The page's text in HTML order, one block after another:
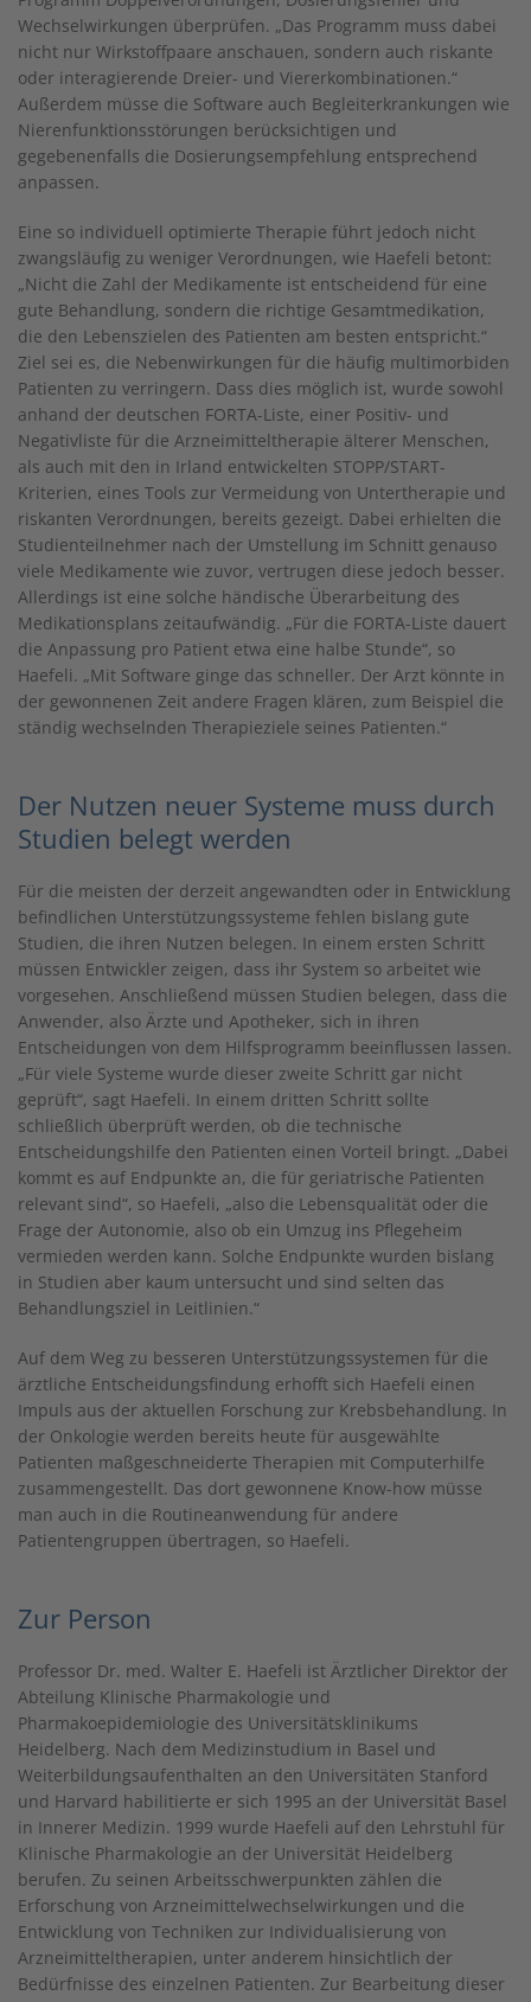
Wechselwirkungen überprüfen. „Das Programm muss dabei
nicht nur Wirkstoffpaare anschauen, sondern auch riskante
oder interagierende Dreier- und Viererkombinationen.“
Außerdem müsse die Software auch Begleiterkrankungen wie
Nierenfunktionsstörungen berücksichtigen und
gegebenenfalls die Dosierungsempfehlung entsprechend
anpassen.
Eine so individuell optimierte Therapie führt jedoch nicht
zwangsläufig zu weniger Verordnungen, wie Haefeli betont:
„Nicht die Zahl der Medikamente ist entscheidend für eine
gute Behandlung, sondern die richtige Gesamtmedikation,
die den Lebenszielen des Patienten am besten entspricht.“
Ziel sei es, die Nebenwirkungen für die häufig multimorbiden
Patienten zu verringern. Dass dies möglich ist, wurde sowohl
anhand der deutschen FORTA-Liste, einer Positiv- und
Negativliste für die Arzneimitteltherapie älterer Menschen,
als auch mit den in Irland entwickelten STOPP/START-
Kriterien, eines Tools zur Vermeidung von Untertherapie und
riskanten Verordnungen, bereits gezeigt. Dabei erhielten die
Studienteilnehmer nach der Umstellung im Schnitt genauso
viele Medikamente wie zuvor, vertrugen diese jedoch besser.
Allerdings ist eine solche händische Überarbeitung des
Medikationsplans zeitaufwändig. „Für die FORTA-Liste dauert
die Anpassung pro Patient etwa eine halbe Stunde“, so
Haefeli. „Mit Software ginge das schneller. Der Arzt könnte in
der gewonnenen Zeit andere Fragen klären, zum Beispiel die
ständig wechselnden Therapieziele seines Patienten.“
Der Nutzen neuer Systeme muss durch
Studien belegt werden
Für die meisten der derzeit angewandten oder in Entwicklung
befindlichen Unterstützungssysteme fehlen bislang gute
Studien, die ihren Nutzen belegen. In einem ersten Schritt
müssen Entwickler zeigen, dass ihr System so arbeitet wie
vorgesehen. Anschließend müssen Studien belegen, dass die
Anwender, also Ärzte und Apotheker, sich in ihren
Entscheidungen von dem Hilfsprogramm beeinflussen lassen.
„Für viele Systeme wurde dieser zweite Schritt gar nicht
geprüft“, sagt Haefeli. In einem dritten Schritt sollte
schließlich überprüft werden, ob die technische
Entscheidungshilfe den Patienten einen Vorteil bringt. „Dabei
kommt es auf Endpunkte an, die für geriatrische Patienten
relevant sind“, so Haefeli, „also die Lebensqualität oder die
Frage der Autonomie, also ob ein Umzug ins Pflegeheim
vermieden werden kann. Solche Endpunkte wurden bislang
in Studien aber kaum untersucht und sind selten das
Behandlungsziel in Leitlinien.“
Auf dem Weg zu besseren Unterstützungssystemen für die
ärztliche Entscheidungsfindung erhofft sich Haefeli einen
Impuls aus der aktuellen Forschung zur Krebsbehandlung. In
der Onkologie werden bereits heute für ausgewählte
Patienten maßgeschneiderte Therapien mit Computerhilfe
zusammengestellt. Das dort gewonnene Know-how müsse
man auch in die Routineanwendung für andere
Patientengruppen übertragen, so Haefeli.
Zur Person
Professor Dr. med. Walter E. Haefeli ist Ärztlicher Direktor der
Abteilung Klinische Pharmakologie und
Pharmakoepidemiologie des Universitätsklinikums
Heidelberg. Nach dem Medizinstudium in Basel und
Weiterbildungsaufenthalten an den Universitäten Stanford
und Harvard habilitierte er sich 1995 an der Universität Basel
in Innerer Medizin. 1999 wurde Haefeli auf den Lehrstuhl für
Klinische Pharmakologie an der Universität Heidelberg
berufen. Zu seinen Arbeitsschwerpunkten zählen die
Erforschung von Arzneimittelwechselwirkungen und die
Entwicklung von Techniken zur Individualisierung von
Arzneimitteltherapien, unter anderem hinsichtlich der
Bedürfnisse des einzelnen Patienten. Zur Bearbeitung dieser